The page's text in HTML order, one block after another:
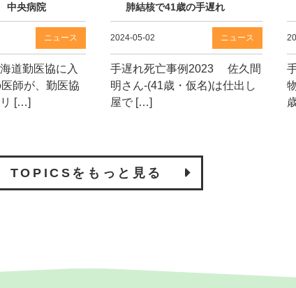
中央病院
ニュース
道勤医協に入
師が、勤医協
[…]
肺結核で41歳の手遅れ
2024-05-02 ニュース
手遅れ死亡事例2023 佐久間
明さん-(41歳・仮名)は仕出し
屋で […]
TOPICSをもっと見る